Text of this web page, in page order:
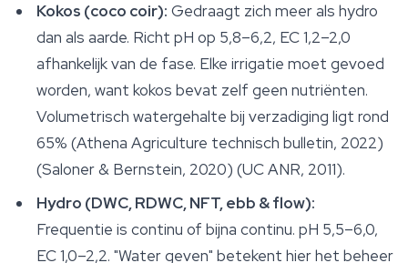
Kokos (coco coir): Gedraagt zich meer als hydro
dan als aarde. Richt pH op 5,8–6,2, EC 1,2–2,0
afhankelijk van de fase. Elke irrigatie moet gevoed
worden, want kokos bevat zelf geen nutriënten.
Volumetrisch watergehalte bij verzadiging ligt rond
65% (Athena Agriculture technisch bulletin, 2022)
(Saloner & Bernstein, 2020) (UC ANR, 2011).
Hydro (DWC, RDWC, NFT, ebb & flow):
Frequentie is continu of bijna continu. pH 5,5–6,0,
EC 1,0–2,2. "Water geven" betekent hier het beheer